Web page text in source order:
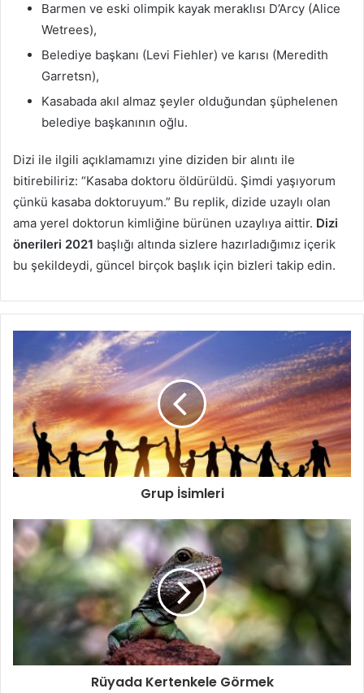
Barmen ve eski olimpik kayak meraklısı D’Arcy (Alice
Wetrees),
Belediye başkanı (Levi Fiehler) ve karısı (Meredith
Garretsn),
Kasabada akıl almaz şeyler olduğundan şüphelenen
belediye başkanının oğlu.
Dizi ile ilgili açıklamamızı yine diziden bir alıntı ile
bitirebiliriz: “Kasaba doktoru öldürüldü. Şimdi yaşıyorum
çünkü kasaba doktoruyum.” Bu replik, dizide uzaylı olan
ama yerel doktorun kimliğine bürünen uzaylıya aittir. Dizi
önerileri 2021 başlığı altında sizlere hazırladığımız içerik
bu şekildeydi, güncel birçok başlık için bizleri takip edin.
Grup İsimleri
Rüyada Kertenkele Görmek